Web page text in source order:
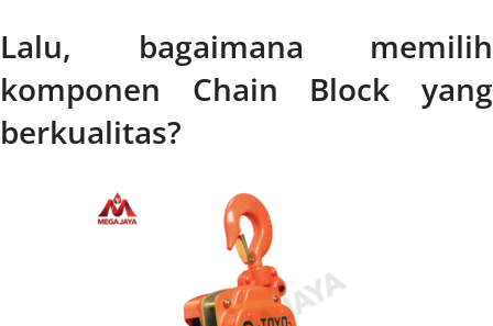
Lalu, bagaimana memilih
komponen Chain Block yang
berkualitas?